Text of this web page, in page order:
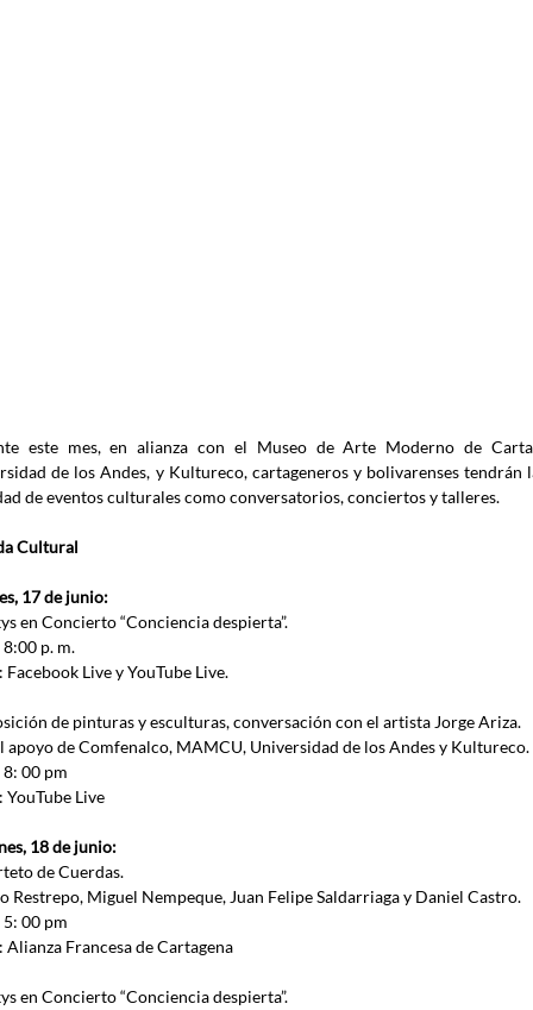
este mes, en alianza con el Museo de Arte Moderno de
de los Andes, y Kultureco, cartageneros y bolivarenses tendrán
de eventos culturales como conversatorios, conciertos y talleres.
Cultural
17 de junio:
en Concierto “Conciencia despierta”.
p. m.
Facebook Live y YouTube Live.
de pinturas y esculturas, conversación con el artista Jorge Ariza.
apoyo de Comfenalco, MAMCU, Universidad de los Andes y Kultureco.
00 pm
YouTube Live
18 de junio:
de Cuerdas.
Restrepo, Miguel Nempeque, Juan Felipe Saldarriaga y Daniel Castro.
00 pm
Alianza Francesa de Cartagena
en Concierto “Conciencia despierta”.